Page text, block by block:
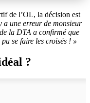
de l’OL, la décision est
a une erreur de monsieur
la DTA a confirmé que
se faire les croisés ! »
?